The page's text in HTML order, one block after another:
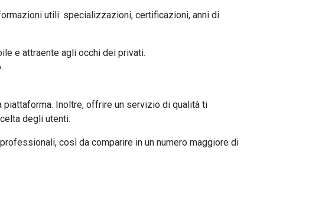
utili: specializzazioni, certificazioni, anni di
e attraente agli occhi dei privati.
Inoltre, offrire un servizio di qualità ti
degli utenti.
così da comparire in un numero maggiore di